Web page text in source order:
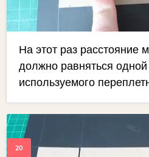
На этот раз расстояние
должно равняться
используемого